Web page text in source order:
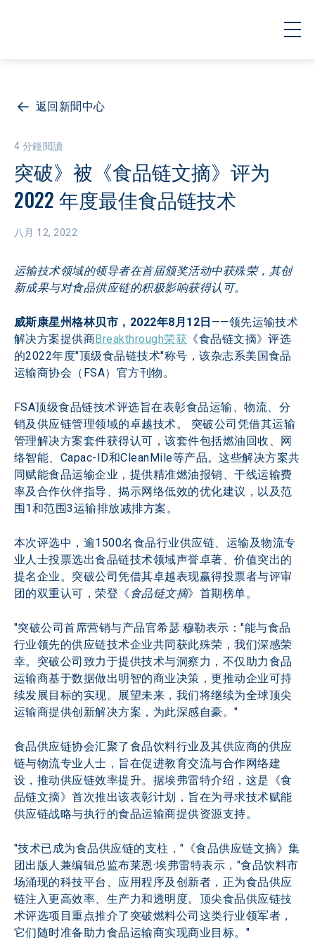
返回新聞中心
4 分鐘閱讀
突破》被《食品链文摘》评为
2022 年度最佳食品链技术
八月 12, 2022
运输技术领域的领导者在首届颁奖活动中获殊荣，其创
新成果与对食品供应链的积极影响获得认可。
威斯康星州格林贝市，2022年8月12日 ——领先运输技术
解决方案提供商Breakthrough荣获 《食品链文摘》评选
的2022年度"顶级食品链技术"称号，该杂志系美国食品
运输商协会（FSA）官方刊物。
FSA顶级食品链技术评选旨在表彰食品运输、物流、分
销及供应链管理领域的卓越技术。 突破公司凭借其运输
管理解决方案套件获得认可，该套件包括燃油回收、网
络智能、Capac-ID和CleanMile等产品。这些解决方案共
同赋能食品运输企业，提供精准燃油报销、干线运输费
率及合作伙伴指导、揭示网络低效的优化建议，以及范
围1和范围3运输排放减排方案。
本次评选中，逾1500名食品行业供应链、运输及物流专
业人士投票选出食品链技术领域声誉卓著、价值突出的
提名企业。突破公司凭借其卓越表现赢得投票者与评审
团的双重认可，荣登《 食品链文摘》首期榜单。
"突破公司首席营销与产品官希瑟·穆勒表示："能与食品
行业领先的供应链技术企业共同获此殊荣，我们深感荣
幸。突破公司致力于提供技术与洞察力，不仅助力食品
运输商基于数据做出明智的商业决策，更推动企业可持
续发展目标的实现。展望未来，我们将继续为全球顶尖
运输商提供创新解决方案，为此深感自豪。"
食品供应链协会汇聚了食品饮料行业及其供应商的供应
链与物流专业人士，旨在促进教育交流与合作网络建
设，推动供应链效率提升。据埃弗雷特介绍，这是《食
品链文摘》首次推出该表彰计划，旨在为寻求技术赋能
供应链战略与执行的食品运输商提供资源支持。
"技术已成为食品供应链的支柱，"《食品供应链文摘》集
团出版人兼编辑总监布莱恩·埃弗雷特表示，"食品饮料市
场涌现的科技平台、应用程序及创新者，正为食品供应
链注入更高效率、生产力和透明度。顶尖食品供应链技
术评选项目重点推介了突破燃料公司这类行业领军者，
它们随时准备助力食品运输商实现商业目标。"